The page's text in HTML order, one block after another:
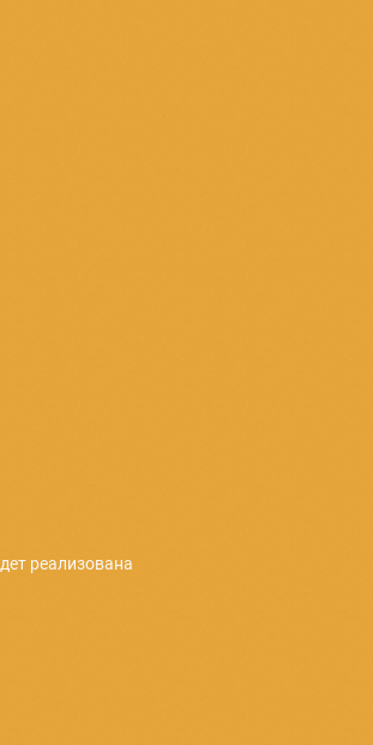
ульев. При желании комплект в любой
собираемого урожая меда.